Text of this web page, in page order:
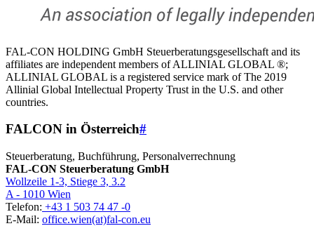
FAL-CON HOLDING GmbH Steuerberatungsgesellschaft and its
affiliates are independent members of ALLINIAL GLOBAL ®;
ALLINIAL GLOBAL is a registered service mark of The 2019
Allinial Global Intellectual Property Trust in the U.S. and other
countries.
FALCON in Österreich#
Steuerberatung, Buchführung, Personalverrechnung
FAL-CON Steuerberatung GmbH
Wollzeile 1-3, Stiege 3, 3.2
A - 1010 Wien
Telefon: +43 1 503 74 47 -0
E-Mail: office.wien(at)fal-con.eu